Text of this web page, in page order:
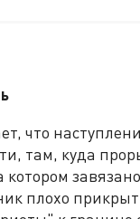
что
там, куда
завязано
плохо